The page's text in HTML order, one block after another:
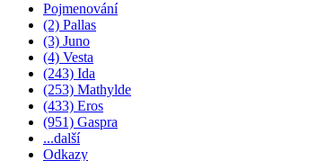
Pojmenování
(2) Pallas
(3) Juno
(4) Vesta
(243) Ida
(253) Mathylde
(433) Eros
(951) Gaspra
...další
Odkazy